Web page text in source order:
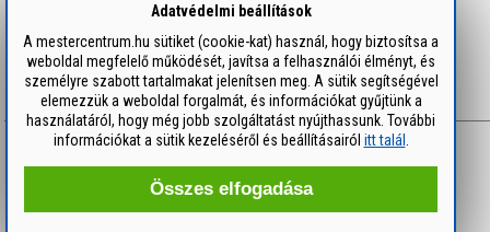
Adatvédelmi beállítások
A mestercentrum.hu sütiket (cookie-kat) használ, hogy biztosítsa a
weboldal megfelelő működését, javítsa a felhasználói élményt, és
személyre szabott tartalmakat jelenítsen meg. A sütik segítségével
elemezzük a weboldal forgalmát, és információkat gyűjtünk a
használatáról, hogy még jobb szolgáltatást nyújthassunk. További
információkat a sütik kezeléséről és beállításairól itt talál
Összes elfogadása
BRADAS Zebra 'Force' W1 bilincs (9mm) 20-32 mm
200 Ft/ db